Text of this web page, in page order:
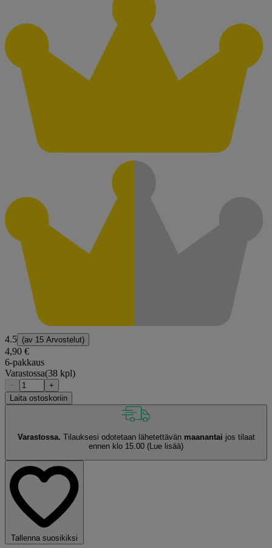
4.5 (av 15 Arvostelut)
4,90 €
6-pakkaus
Varastossa(38 kpl)
−
+
Laita ostoskoriin
Varastossa. Tilauksesi odotetaan lähetettävän maanantai jos tilaat
ennen klo 15.00 (Lue lisää)
Tallenna suosikiksi